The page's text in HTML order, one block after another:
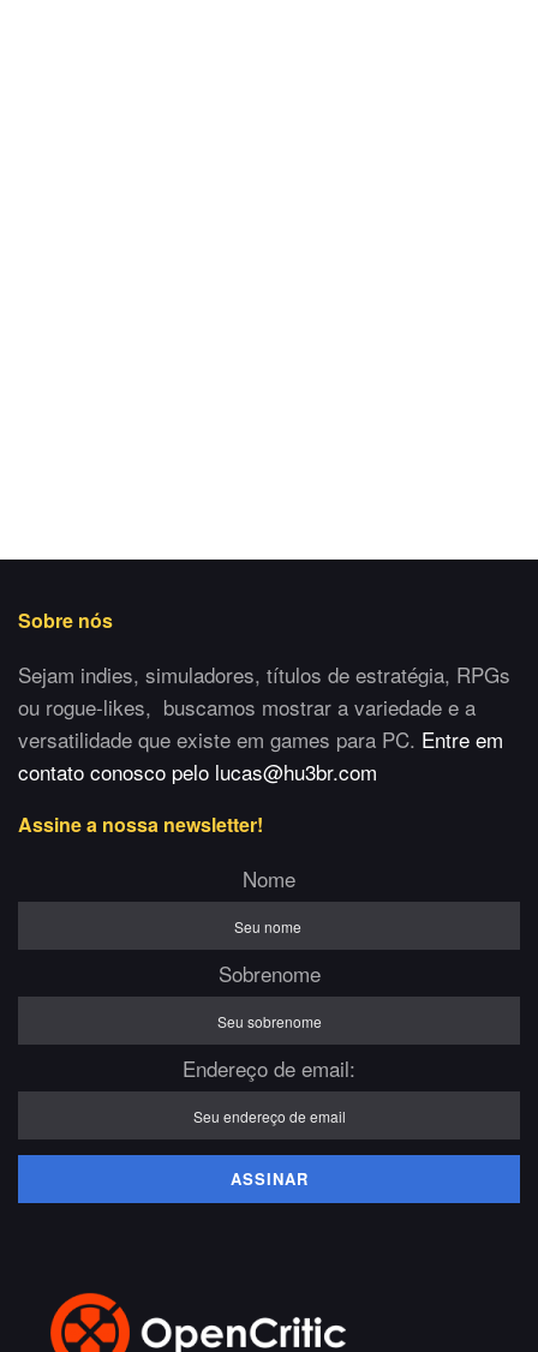
Sobre nós
Sejam indies, simuladores, títulos de estratégia, RPGs
ou rogue-likes, buscamos mostrar a variedade e a
versatilidade que existe em games para PC. Entre em
contato conosco pelo lucas@hu3br.com
Assine a nossa newsletter!
Nome
Sobrenome
Endereço de email: